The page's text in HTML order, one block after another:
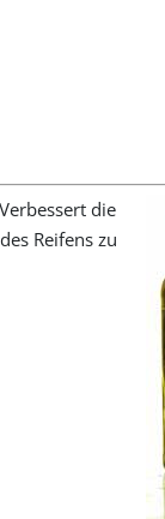
die
Reifens zu